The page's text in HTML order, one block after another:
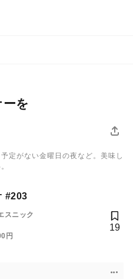
を
定がない金曜日の夜など。美味し
#203
スニック
円
19